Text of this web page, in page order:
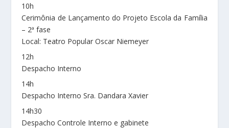
10h
Cerimônia de Lançamento do Projeto Escola da Família
– 2ª fase
Local: Teatro Popular Oscar Niemeyer
12h
Despacho Interno
14h
Despacho Interno Sra. Dandara Xavier
14h30
Despacho Controle Interno e gabinete